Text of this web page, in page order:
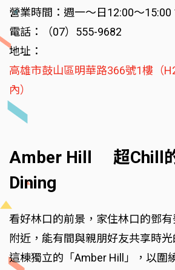
營業時間：週一～日12:00～15:00
電話：（07）555-9682
地址：
高雄市鼓山區明華路366號1樓（
內）
Amber Hill 超Chill
Dining
看好林口的前景，家住林口的鄧
附近，能有間與親朋好友共享時
這棟獨立的「Amber Hill」，以圍